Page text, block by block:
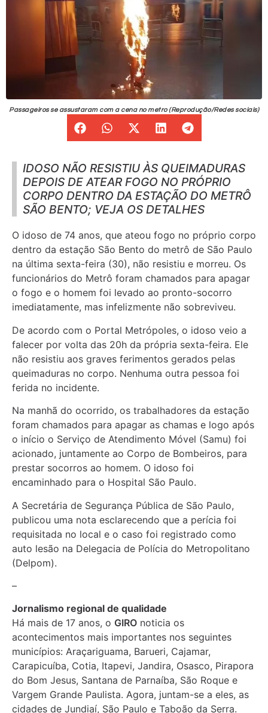
Passageiros se assustaram com a cena no metro (Reprodução/Redes sociais)
IDOSO NÃO RESISTIU ÀS QUEIMADURAS
DEPOIS DE ATEAR FOGO NO PRÓPRIO
CORPO DENTRO DA ESTAÇÃO DO METRÔ
SÃO BENTO; VEJA OS DETALHES
O idoso de 74 anos, que ateou fogo no próprio corpo
dentro da estação São Bento do metrô de São Paulo
na última sexta-feira (30), não resistiu e morreu. Os
funcionários do Metrô foram chamados para apagar
o fogo e o homem foi levado ao pronto-socorro
imediatamente, mas infelizmente não sobreviveu.
De acordo com o Portal Metrópoles, o idoso veio a
falecer por volta das 20h da própria sexta-feira. Ele
não resistiu aos graves ferimentos gerados pelas
queimaduras no corpo. Nenhuma outra pessoa foi
ferida no incidente.
Na manhã do ocorrido, os trabalhadores da estação
foram chamados para apagar as chamas e logo após
o início o Serviço de Atendimento Móvel (Samu) foi
acionado, juntamente ao Corpo de Bombeiros, para
prestar socorros ao homem. O idoso foi
encaminhado para o Hospital São Paulo.
A Secretária de Segurança Pública de São Paulo,
publicou uma nota esclarecendo que a perícia foi
requisitada no local e o caso foi registrado como
auto lesão na Delegacia de Polícia do Metropolitano
(Delpom).
–
Jornalismo regional de qualidade
Há mais de 17 anos, o GIRO noticia os
acontecimentos mais importantes nos seguintes
municípios: Araçariguama, Barueri, Cajamar,
Carapicuíba, Cotia, Itapevi, Jandira, Osasco, Pirapora
do Bom Jesus, Santana de Parnaíba, São Roque e
Vargem Grande Paulista. Agora, juntam-se a eles, as
cidades de Jundiaí, São Paulo e Taboão da Serra.